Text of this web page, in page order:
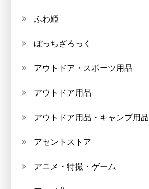
ふわ姫
ぼっちざろっく
アウトドア・スポーツ用品
アウトドア用品
アウトドア用品・キャンプ用品
アセントストア
アニメ・特撮・ゲーム